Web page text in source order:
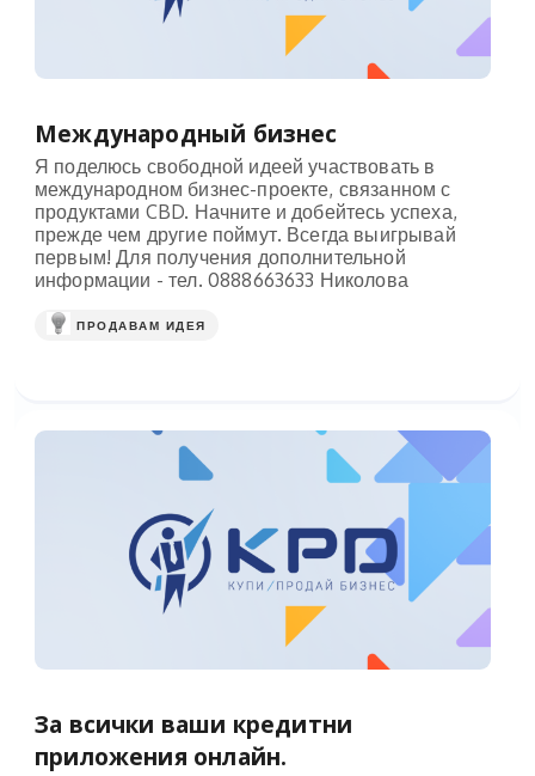
Международный бизнес
Я поделюсь свободной идеей участвовать в
международном бизнес-проекте, связанном с
продуктами CBD. Начните и добейтесь успеха,
прежде чем другие поймут. Всегда выигрывай
первым! Для получения дополнительной
информации - тел. 0888663633 Николова
ПРОДАВАМ ИДЕЯ
За всички ваши кредитни
приложения онлайн.